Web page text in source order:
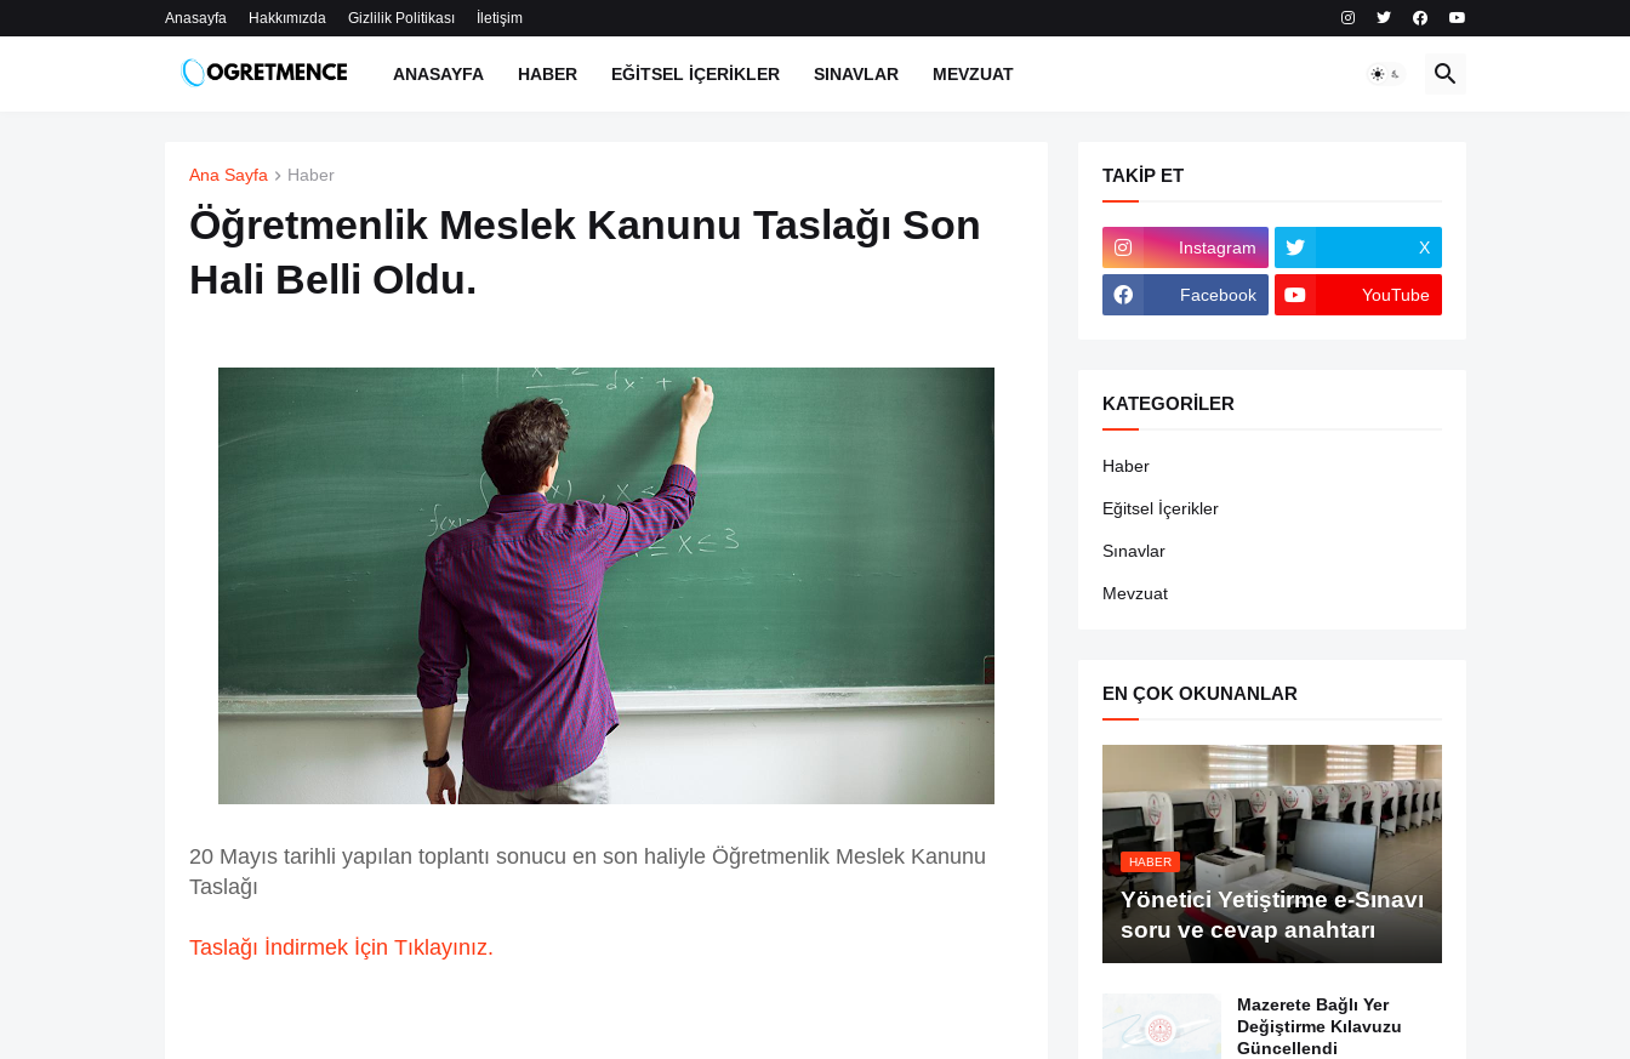
Anasayfa Hakkımızda Gizlilik Politikası İletişim
ANASAYFA HABER EĞITSEL İÇERIKLER SINAVLAR MEVZUAT
Ana Sayfa Haber
Öğretmenlik Meslek Kanunu Taslağı Son
Hali Belli Oldu.
20 Mayıs tarihli yapılan toplantı sonucu en son haliyle Öğretmenlik Meslek Kanunu
Taslağı
Taslağı İndirmek İçin Tıklayınız.
TAKIP ET
Instagram X
Facebook YouTube
KATEGORILER
Haber
Eğitsel İçerikler
Sınavlar
Mevzuat
EN ÇOK OKUNANLAR
HABER
Yönetici Yetiştirme e-Sınavı
soru ve cevap anahtarı
Mazerete Bağlı Yer
Değiştirme Kılavuzu
Güncellendi